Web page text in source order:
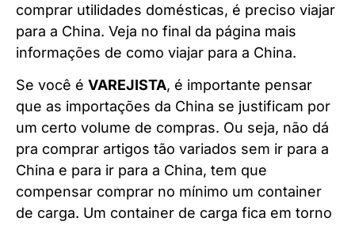
comprar utilidades domésticas, é preciso viajar
para a China. Veja no final da página mais
informações de como viajar para a China.
Se você é VAREJISTA, é importante pensar
que as importações da China se justificam por
um certo volume de compras. Ou seja, não dá
pra comprar artigos tão variados sem ir para a
China e para ir para a China, tem que
compensar comprar no mínimo um container
de carga. Um container de carga fica em torno